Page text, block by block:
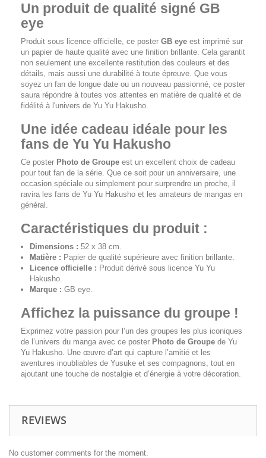
Un produit de qualité signé GB
eye
Produit sous licence officielle, ce poster GB eye est imprimé sur
un papier de haute qualité avec une finition brillante. Cela garantit
non seulement une excellente restitution des couleurs et des
détails, mais aussi une durabilité à toute épreuve. Que vous
soyez un fan de longue date ou un nouveau passionné, ce poster
saura répondre à toutes vos attentes en matière de qualité et de
fidélité à l'univers de Yu Yu Hakusho.
Une idée cadeau idéale pour les
fans de Yu Yu Hakusho
Ce poster Photo de Groupe est un excellent choix de cadeau
pour tout fan de la série. Que ce soit pour un anniversaire, une
occasion spéciale ou simplement pour surprendre un proche, il
ravira les fans de Yu Yu Hakusho et les amateurs de mangas en
général.
Caractéristiques du produit :
Dimensions : 52 x 38 cm.
Matière : Papier de qualité supérieure avec finition brillante.
Licence officielle : Produit dérivé sous licence Yu Yu
Hakusho.
Marque : GB eye.
Affichez la puissance du groupe !
Exprimez votre passion pour l’un des groupes les plus iconiques
de l’univers du manga avec ce poster Photo de Groupe de Yu
Yu Hakusho. Une œuvre d’art qui capture l’amitié et les
aventures inoubliables de Yusuke et ses compagnons, tout en
ajoutant une touche de nostalgie et d’énergie à votre décoration.
REVIEWS
No customer comments for the moment.